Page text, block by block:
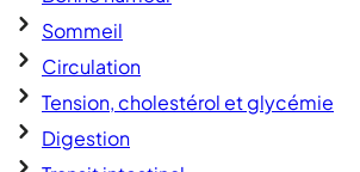
Sommeil
Circulation
Tension, cholestérol et glycémie
Digestion